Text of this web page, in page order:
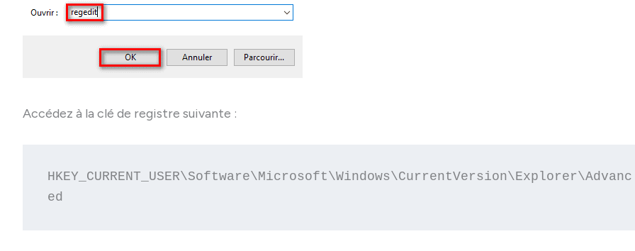
Accédez à la clé de registre suivante :
HKEY_CURRENT_USER\Software\Microsoft\Windows\CurrentVersion\Explorer\Advanc
ed